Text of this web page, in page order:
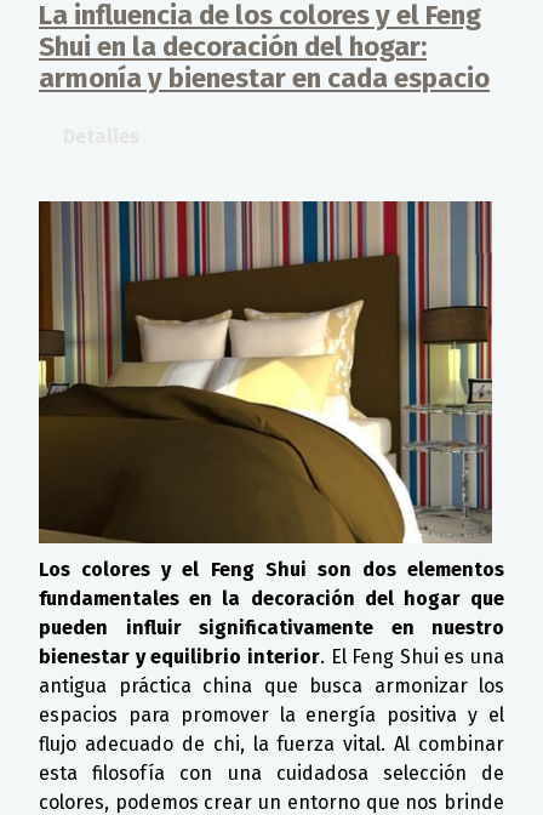
La influencia de los colores y el Feng
Shui en la decoración del hogar:
armonía y bienestar en cada espacio
Los colores y el Feng Shui son dos elementos
fundamentales en la decoración del hogar que
pueden influir significativamente en nuestro
bienestar y equilibrio interior. El Feng Shui es una
antigua práctica china que busca armonizar los
espacios para promover la energía positiva y el
flujo adecuado de chi, la fuerza vital. Al combinar
esta filosofía con una cuidadosa selección de
colores, podemos crear un entorno que nos brinde